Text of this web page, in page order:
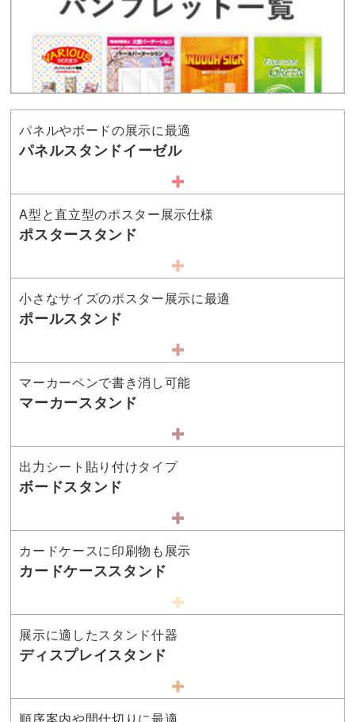
パネルやボードの展示に最適
パネルスタンドイーゼル
A型と直立型のポスター展示仕様
ポスタースタンド
小さなサイズのポスター展示に最適
ポールスタンド
マーカーペンで書き消し可能
マーカースタンド
出力シート貼り付けタイプ
ボードスタンド
カードケースに印刷物も展示
カードケーススタンド
展示に適したスタンド什器
ディスプレイスタンド